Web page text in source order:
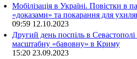
Мобілізація в Україні. Повістки в
«доказами» та покарання для
09:59 12.10.2023
Другий день поспіль в
масштабну «бавовну» в Криму
15:20 23.09.2023